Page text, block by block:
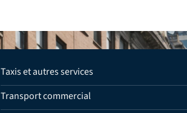
Taxis et autres services
Transport commercial